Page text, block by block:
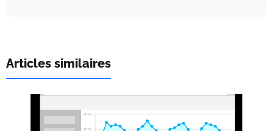
Articles similaires